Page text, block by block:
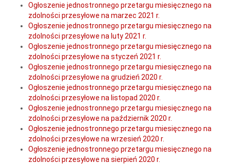
Ogłoszenie jednostronnego przetargu miesięcznego na
zdolności przesyłowe na marzec 2021 r.
Ogłoszenie jednostronnego przetargu miesięcznego na
zdolności przesyłowe na luty 2021 r.
Ogłoszenie jednostronnego przetargu miesięcznego na
zdolności przesyłowe na styczeń 2021 r.
Ogłoszenie jednostronnego przetargu miesięcznego na
zdolności przesyłowe na grudzień 2020 r.
Ogłoszenie jednostronnego przetargu miesięcznego na
zdolności przesyłowe na listopad 2020 r.
Ogłoszenie jednostronnego przetargu miesięcznego na
zdolności przesyłowe na październik 2020 r.
Ogłoszenie jednostronnego przetargu miesięcznego na
zdolności przesyłowe na wrzesień 2020 r.
Ogłoszenie jednostronnego przetargu miesięcznego na
zdolności przesyłowe na sierpień 2020 r.